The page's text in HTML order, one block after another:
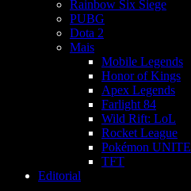
Rainbow Six Siege
PUBG
Dota 2
Mais
Mobile Legends
Honor of Kings
Apex Legends
Farlight 84
Wild Rift: LoL
Rocket League
Pokémon UNITE
TFT
Editorial